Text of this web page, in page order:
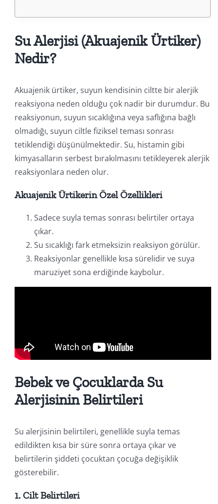
Su Alerjisi (Akuajenik Ürtiker)
Nedir?
Akuajenik ürtiker, suyun kendisinin ciltte bir alerjik
reaksiyona neden olduğu çok nadir bir durumdur. Bu
reaksiyonun, suyun sıcaklığına veya saflığına bağlı
olmadığı, suyun ciltle fiziksel teması sonrası
tetiklendiği düşünülmektedir. Su, histamin gibi
kimyasalların serbest bırakılmasını tetikleyerek alerjik
reaksiyonlara neden olur.
Akuajenik Ürtikerin Özel Özellikleri
Sadece suyla temas sonrası belirtiler ortaya
çıkar.
Su sıcaklığı fark etmeksizin reaksiyon görülür.
Reaksiyonlar genellikle kısa sürelidir ve suya
maruziyet sona erdiğinde kaybolur.
Bebek ve Çocuklarda Su
Alerjisinin Belirtileri
Su alerjisinin belirtileri, genellikle suyla temas
edildikten kısa bir süre sonra ortaya çıkar ve
belirtilerin şiddeti çocuktan çocuğa değişiklik
gösterebilir.
1. Cilt Belirtileri